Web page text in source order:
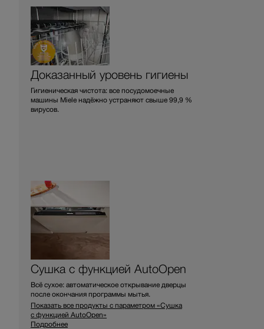
Доказанный уровень гигиены
Гигиеническая чистота: все посудомоечные
машины Miele надёжно устраняют свыше 99,9 %
вирусов.
Сушка с функцией AutoOpen
Всё сухое: автоматическое открывание дверцы
после окончания программы мытья.
Показать все продукты с параметром «Сушка
с функцией AutoOpen»
Подробнее